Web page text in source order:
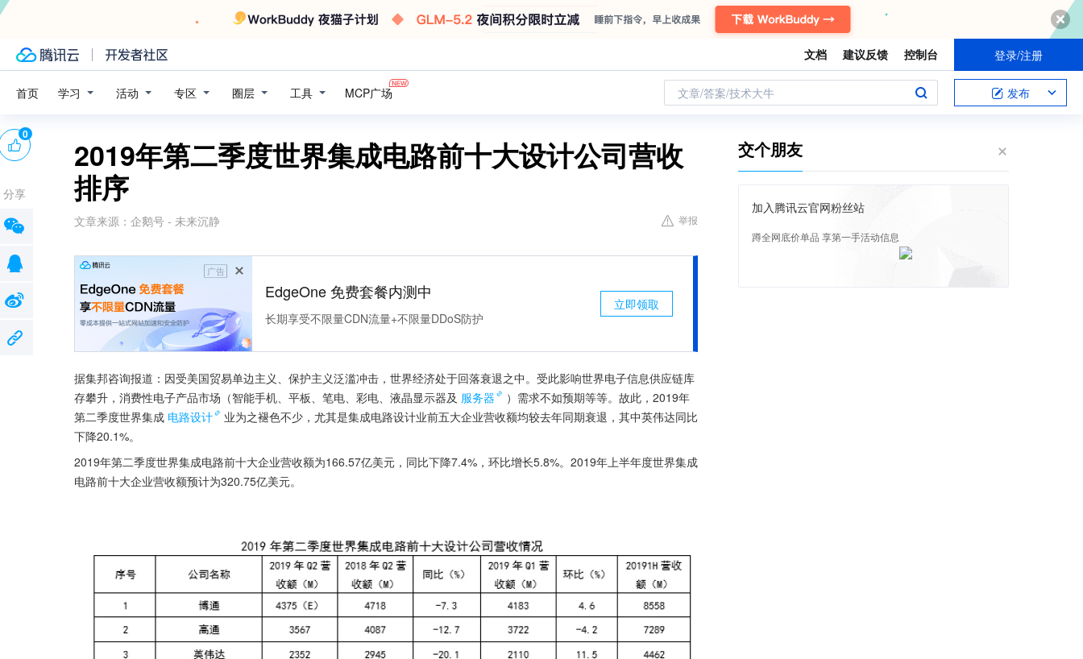
文档 建议反馈 控制台 登录/注册
首页 学习 活动 专区 圈层 工具 MCP广场 文章/答案/技术大牛 发布
2019年第二季度世界集成电路前十大设计公司营收
排序
文章来源： 企鹅号 - 未来沉静 举报
广告
EdgeOne 免费套餐内测中
长期享受不限量CDN流量+不限量DDoS防护
立即领取
据集邦咨询报道：因受美国贸易单边主义、保护主义泛滥冲击，世界经济处于回落衰退之中。受此影响世界电子信息供应链库
存攀升，消费性电子产品市场（智能手机、平板、笔电、彩电、液晶显示器及 服务器
）需求不如预期等等。故此，2019年
第二季度世界集成 电路设计
业为之褪色不少，尤其是集成电路设计业前五大企业营收额均较去年同期衰退，其中英伟达同比
下降20.1%。
2019年第二季度世界集成电路前十大企业营收额为166.57亿美元，同比下降7.4%，环比增长5.8%。2019年上半年度世界集成
电路前十大企业营收额预计为320.75亿美元。
0
分享
交个朋友
加入腾讯云官网粉丝站
蹲全网底价单品 享第一手活动信息